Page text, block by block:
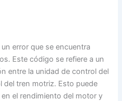
error que se encuentra
Este código se refiere a un
entre la unidad de control del
del tren motriz. Esto puede
el rendimiento del motor y